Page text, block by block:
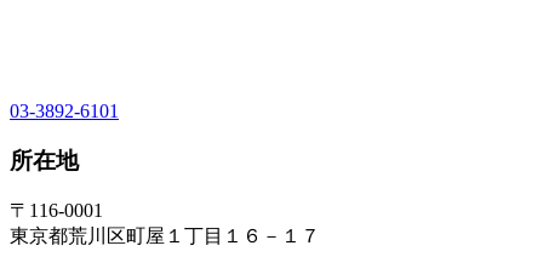
03-3892-6101
所在地
〒116-0001
東京都荒川区町屋１丁目１６－１７